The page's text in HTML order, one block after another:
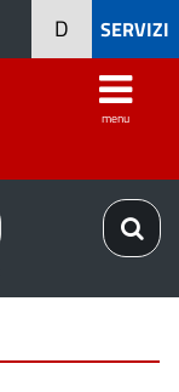
SERVIZI
D
menu